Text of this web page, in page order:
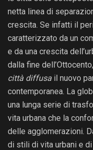
netta linea di
crescita. Se infatti il
caratterizzato da un
e da una crescita
dalla fine
città diffusa il nuovo
contemporanea. La
una lunga serie di
vita urbana che la
delle agglomerazioni.
di stili di vita urbani e